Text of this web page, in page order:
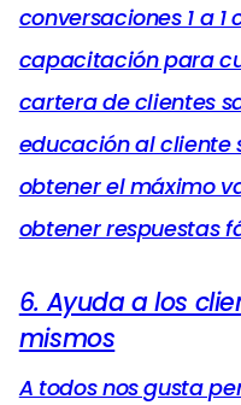
conversaciones 1 a
capacitación para
cartera de clientes
educación al cliente
obtener el máximo
obtener respuestas
6. Ayuda a los
mismos
A todos nos gusta